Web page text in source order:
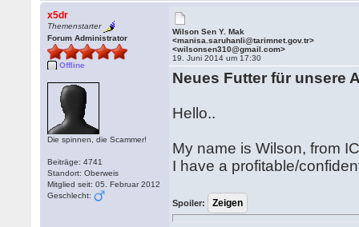
x5dr
Themenstarter
Forum Administrator
Offline
Die spinnen, die Scammer!
Beiträge: 4741
Standort: Oberweis
Mitglied seit: 05. Februar 2012
Geschlecht:
Wilson Sen Y. Mak
<manisa.saruhanli@tarimnet.gov.tr>
<wilsonsen310@gmail.com>
19. Juni 2014 um 17:30
Neues Futter für unsere
Hello..
My name is Wilson, from
I have a profitable/
Spoiler: